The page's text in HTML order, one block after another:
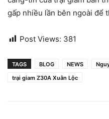
gấp nhiều lần bên ngoài để
Post Views: 381
TAGS BLOG NEWS
trại giam Z30A Xuân Lộc